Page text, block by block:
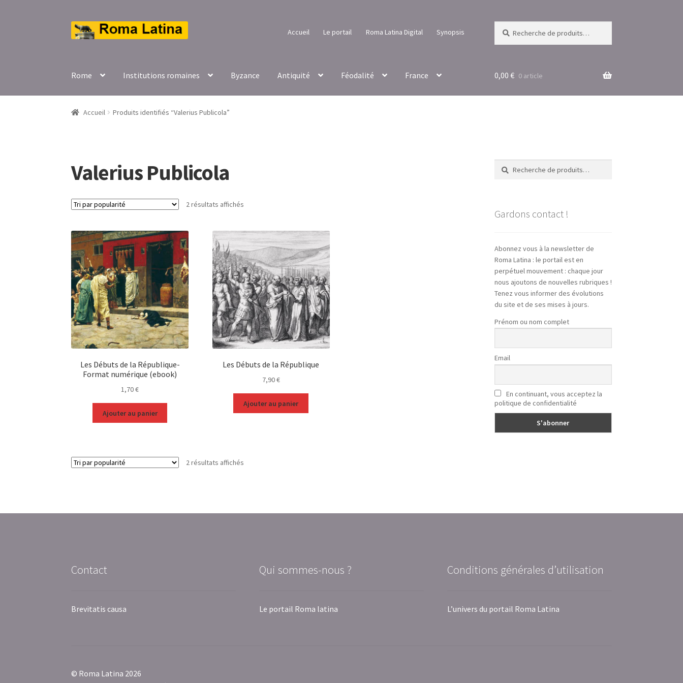
Aller
à
Aller
au
Accueil Le portail Roma Latina Digital Synopsis
pour :
Rome Institutions romaines Byzance Antiquité Féodalité France 0,00 € 0 article
Accueil Produits identifiés “Valerius Publicola”
Valerius Publicola
2 résultats affichés
Les Débuts de la République-
Format numérique (ebook)
1,70€
Ajouter au panier
Les Débuts de la République
7,90€
Ajouter au panier
2 résultats affichés
Recherche
pour :
Recherche
Gardons contact !
Abonnez vous à la newsletter de
Roma Latina : le portail est en
perpétuel mouvement : chaque jour
nous ajoutons de nouvelles rubriques !
Tenez vous informer des évolutions
du site et de ses mises à jours.
Prénom ou nom complet
Email
En continuant, vous acceptez la
politique de confidentialité
Contact
Brevitatis causa
Qui sommes-nous ?
Le portail Roma latina
Conditions générales d’utilisation
L’univers du portail Roma Latina
© Roma Latina 2026